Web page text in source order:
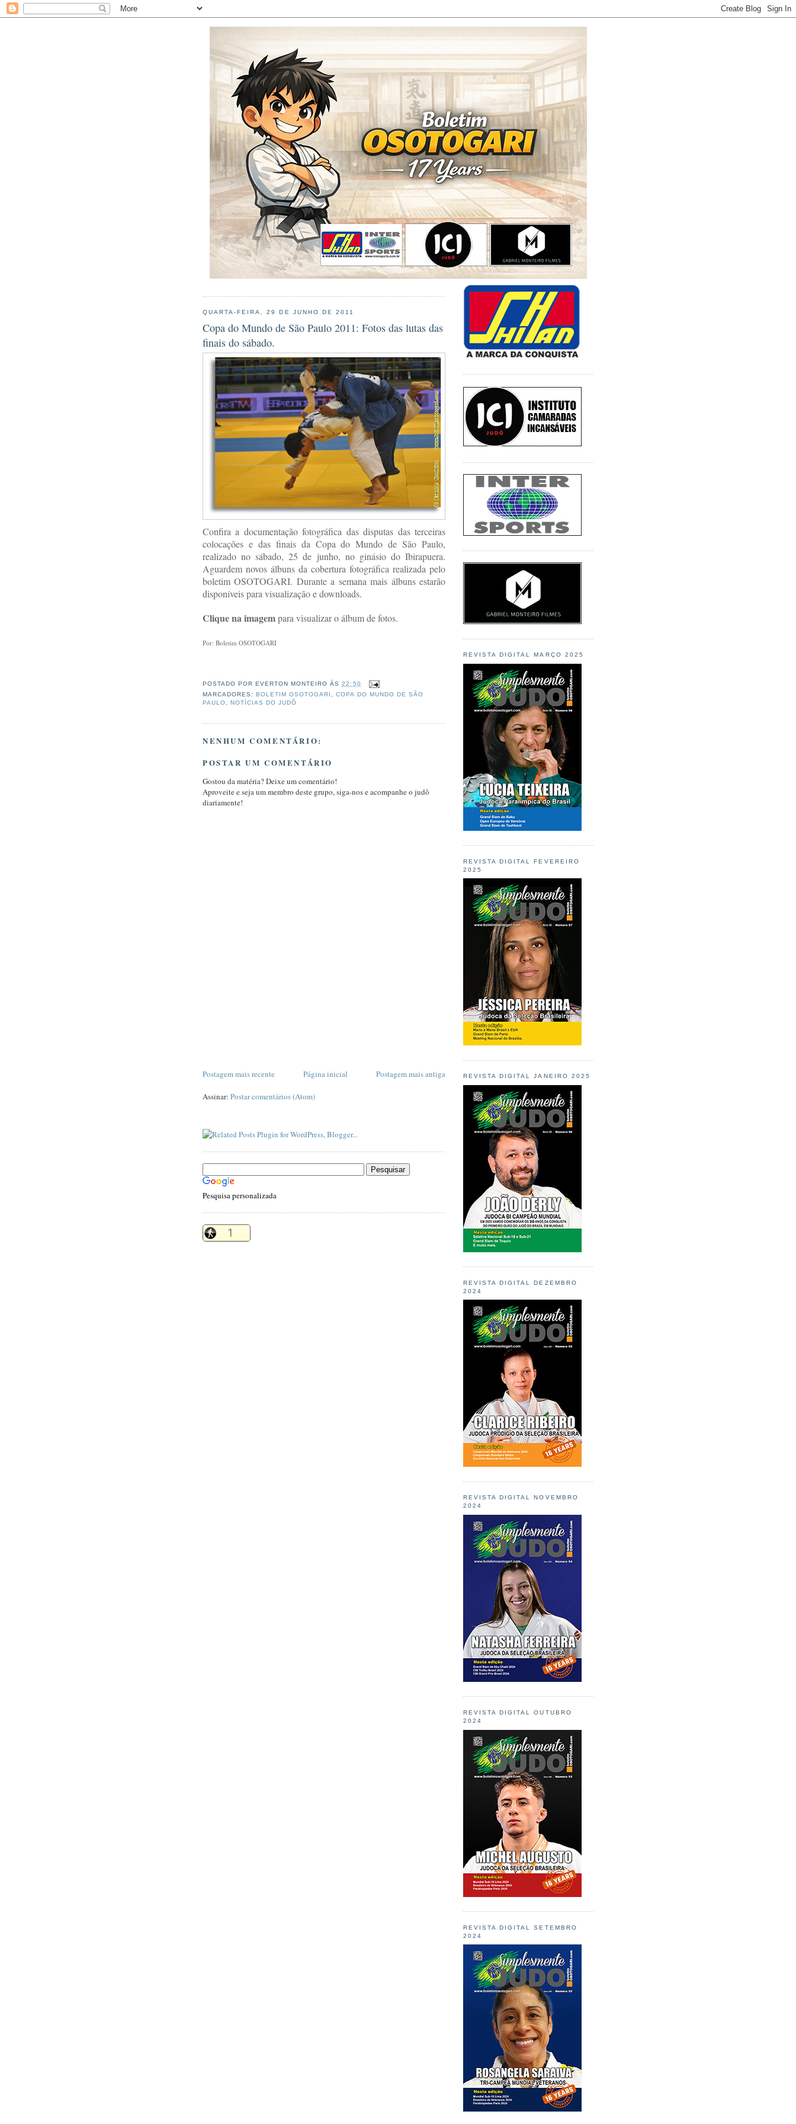
QUARTA-FEIRA, 29 DE JUNHO DE 2011
Copa do Mundo de São Paulo 2011: Fotos das lutas das
finais do sábado.
Confira a documentação fotográfica das disputas das terceiras
colocações e das finais da Copa do Mundo de São Paulo,
realizado no sábado, 25 de junho, no ginásio do Ibirapuera.
Aguardem novos álbuns da cobertura fotográfica realizada pelo
boletim OSOTOGARI. Durante a semana mais álbuns estarão
disponíveis para visualização e downloads.
Clique na imagempara visualizar o álbum de fotos.
Por: Boletim OSOTOGARI
POSTADO POR EVERTON MONTEIRO ÀS22:50
MARCADORES:BOLETIM OSOTOGARI ,COPA DO MUNDO DE SÃO
PAULO,NOTÍCIAS DO JUDÔ
NENHUM COMENTÁRIO:
POSTAR UM COMENTÁRIO
Gostou da matéria? Deixe um comentário!
Aproveite e seja um membro deste grupo, siga-nos e acompanhe o judô
diariamente!
Postagem mais recente Postagem mais antiga
Página inicial
Assinar: Postar comentários (Atom)
Pesquisa personalizada
REVISTA DIGITAL MARÇO 2025
REVISTA DIGITAL FEVEREIRO
2025
REVISTA DIGITAL JANEIRO 2025
REVISTA DIGITAL DEZEMBRO
2024
REVISTA DIGITAL NOVEMBRO
2024
REVISTA DIGITAL OUTUBRO
2024
REVISTA DIGITAL SETEMBRO
2024